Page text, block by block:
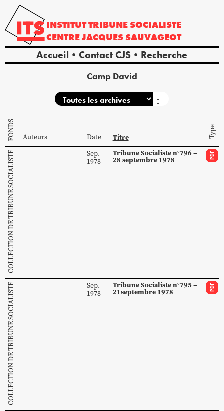
INSTITUTTRIBUNE SOCIALISTE
CENTREJACQUES SAUVAGEOT
Accueil Contact CJS Recherche
Camp David
↕
FONDS Auteurs Date Titre Type
COLLECTION DE TRIBUNE SOCIALISTE
Sep.
1978
Tribune Socialiste n°796 –
28 septembre 1978 PDF
COLLECTION DE TRIBUNE SOCIALISTE
Sep.
1978
Tribune Socialiste n°795 –
21septembre 1978 PDF